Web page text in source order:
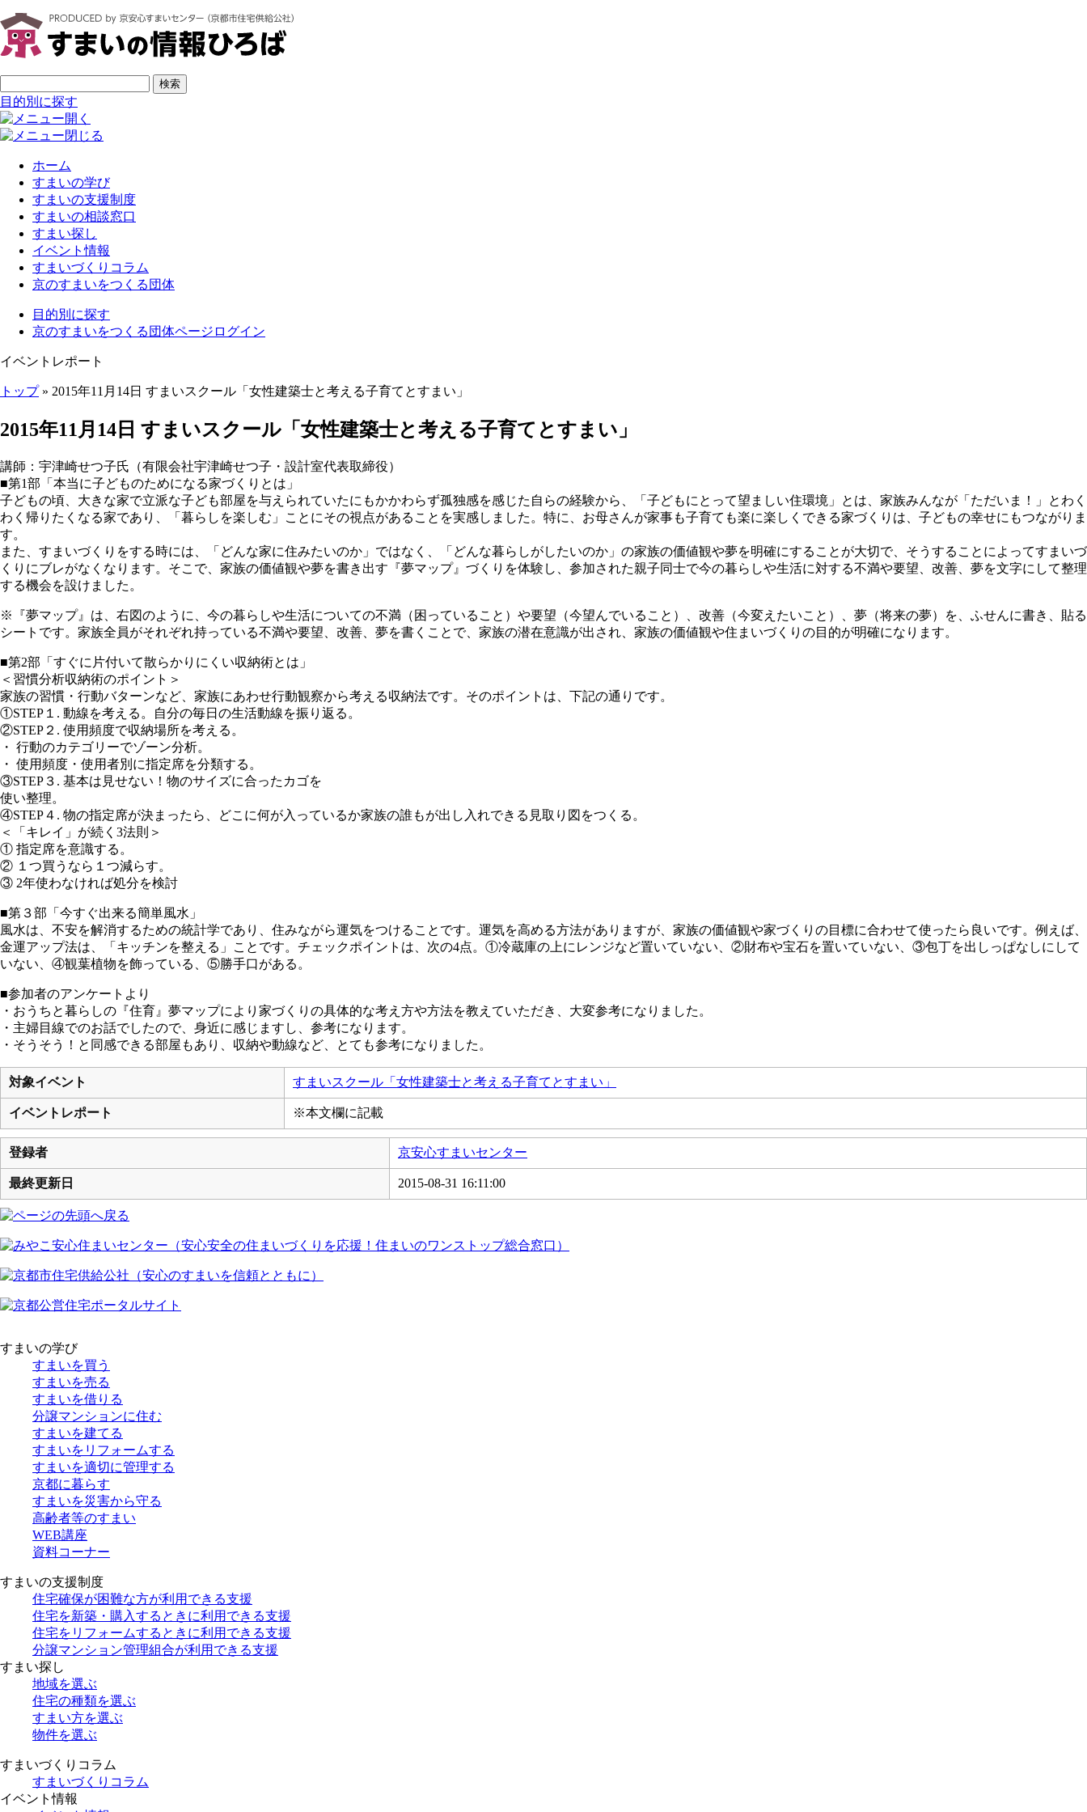
ページの先頭です
検索
目的別に探す
ホーム
すまいの学び
すまいの支援制度
すまいの相談窓口
すまい探し
イベント情報
すまいづくりコラム
京のすまいをつくる団体
目的別に探す
京のすまいをつくる団体ページログイン
イベントレポート
トップ» 2015年11月14日 すまいスクール「女性建築士と考える子育てとすまい」
ここから本文です。
2015年11月14日 すまいスクール「女性建築士と考える子育てとすまい」
講師：宇津崎せつ子氏（有限会社宇津崎せつ子・設計室代表取締役）
■第1部「本当に子どものためになる家づくりとは」
子どもの頃、大きな家で立派な子ども部屋を与えられていたにもかかわらず孤独感を感じた自らの経験から、「子どもにとって望ましい住環境」とは、家族みんなが「ただいま！」とわく
わく帰りたくなる家であり、「暮らしを楽しむ」ことにその視点があることを実感しました。特に、お母さんが家事も子育ても楽に楽しくできる家づくりは、子どもの幸せにもつながりま
す。
また、すまいづくりをする時には、「どんな家に住みたいのか」ではなく、「どんな暮らしがしたいのか」の家族の価値観や夢を明確にすることが大切で、そうすることによってすまいづ
くりにブレがなくなります。そこで、家族の価値観や夢を書き出す『夢マップ』づくりを体験し、参加された親子同士で今の暮らしや生活に対する不満や要望、改善、夢を文字にして整理
する機会を設けました。
※『夢マップ』は、右図のように、今の暮らしや生活についての不満（困っていること）や要望（今望んでいること）、改善（今変えたいこと）、夢（将来の夢）を、ふせんに書き、貼る
シートです。家族全員がそれぞれ持っている不満や要望、改善、夢を書くことで、家族の潜在意識が出され、家族の価値観や住まいづくりの目的が明確になります。
■第2部「すぐに片付いて散らかりにくい収納術とは」
＜習慣分析収納術のポイント＞
家族の習慣・行動バターンなど、家族にあわせ行動観察から考える収納法です。そのポイントは、下記の通りです。
①STEP１. 動線を考える。自分の毎日の生活動線を振り返る。
②STEP２. 使用頻度で収納場所を考える。
・ 行動のカテゴリーでゾーン分析。
・ 使用頻度・使用者別に指定席を分類する。
③STEP３. 基本は見せない！物のサイズに合ったカゴを
使い整理。
④STEP４. 物の指定席が決まったら、どこに何が入っているか家族の誰もが出し入れできる見取り図をつくる。
＜「キレイ」が続く3法則＞
① 指定席を意識する。
② １つ買うなら１つ減らす。
③ 2年使わなければ処分を検討
■第３部「今すぐ出来る簡単風水」
風水は、不安を解消するための統計学であり、住みながら運気をつけることです。運気を高める方法がありますが、家族の価値観や家づくりの目標に合わせて使ったら良いです。例えば、
金運アップ法は、「キッチンを整える」ことです。チェックポイントは、次の4点。①冷蔵庫の上にレンジなど置いていない、②財布や宝石を置いていない、③包丁を出しっぱなしにして
いない、④観葉植物を飾っている、⑤勝手口がある。
■参加者のアンケートより
・おうちと暮らしの『住育』夢マップにより家づくりの具体的な考え方や方法を教えていただき、大変参考になりました。
・主婦目線でのお話でしたので、身近に感じますし、参考になります。
・そうそう！と同感できる部屋もあり、収納や動線など、とても参考になりました。
対象イベント すまいスクール「女性建築士と考える子育てとすまい」
イベントレポート ※本文欄に記載
登録者 京安心すまいセンター
最終更新日 2015-08-31 16:11:00
すまいの学び
すまいを買う
すまいを売る
すまいを借りる
分譲マンションに住む
すまいを建てる
すまいをリフォームする
すまいを適切に管理する
京都に暮らす
すまいを災害から守る
高齢者等のすまい
WEB講座
資料コーナー
すまいの支援制度
住宅確保が困難な方が利用できる支援
住宅を新築・購入するときに利用できる支援
住宅をリフォームするときに利用できる支援
分譲マンション管理組合が利用できる支援
すまい探し
地域を選ぶ
住宅の種類を選ぶ
すまい方を選ぶ
物件を選ぶ
すまいづくりコラム
すまいづくりコラム
イベント情報